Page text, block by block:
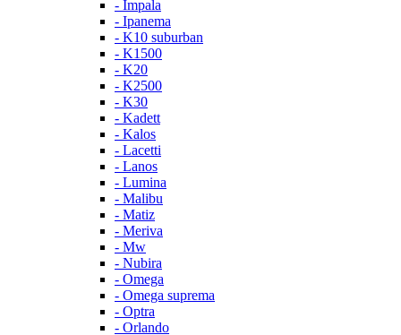
- Impala
- Ipanema
- K10 suburban
- K1500
- K20
- K2500
- K30
- Kadett
- Kalos
- Lacetti
- Lanos
- Lumina
- Malibu
- Matiz
- Meriva
- Mw
- Nubira
- Omega
- Omega suprema
- Optra
- Orlando